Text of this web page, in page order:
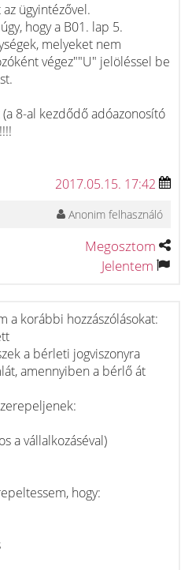
ügyintézővel.
hogy a B01. lap 5.
melyeket nem
végez""U" jelöléssel be
8-al kezdődő adóazonosító
2017.05.15. 17:42
Anonim felhasználó
Megosztom
Jelentem
a korábbi hozzászólásokat:
a bérleti jogviszonyra
amennyiben a bérlő át
a vállalkozáséval)
hogy: